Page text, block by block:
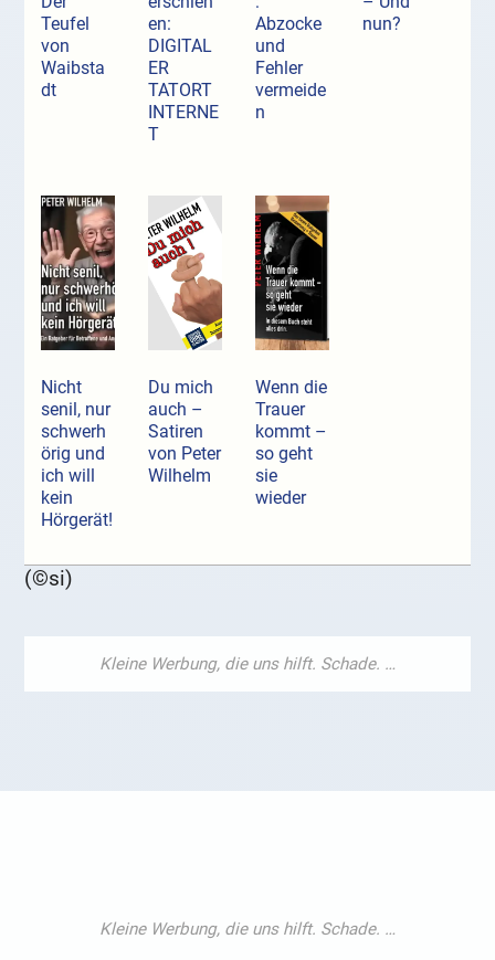
Teufel
von
Waibsta
dt
en:
DIGITAL
ER
TATORT
INTERNE
T
Abzocke
und
Fehler
vermeide
n
nun?
Nicht
senil, nur
schwerh
örig und
ich will
kein
Hörgerät!
Du mich
auch –
Satiren
von Peter
Wilhelm
Wenn die
Trauer
kommt –
so geht
sie
wieder
(©si)